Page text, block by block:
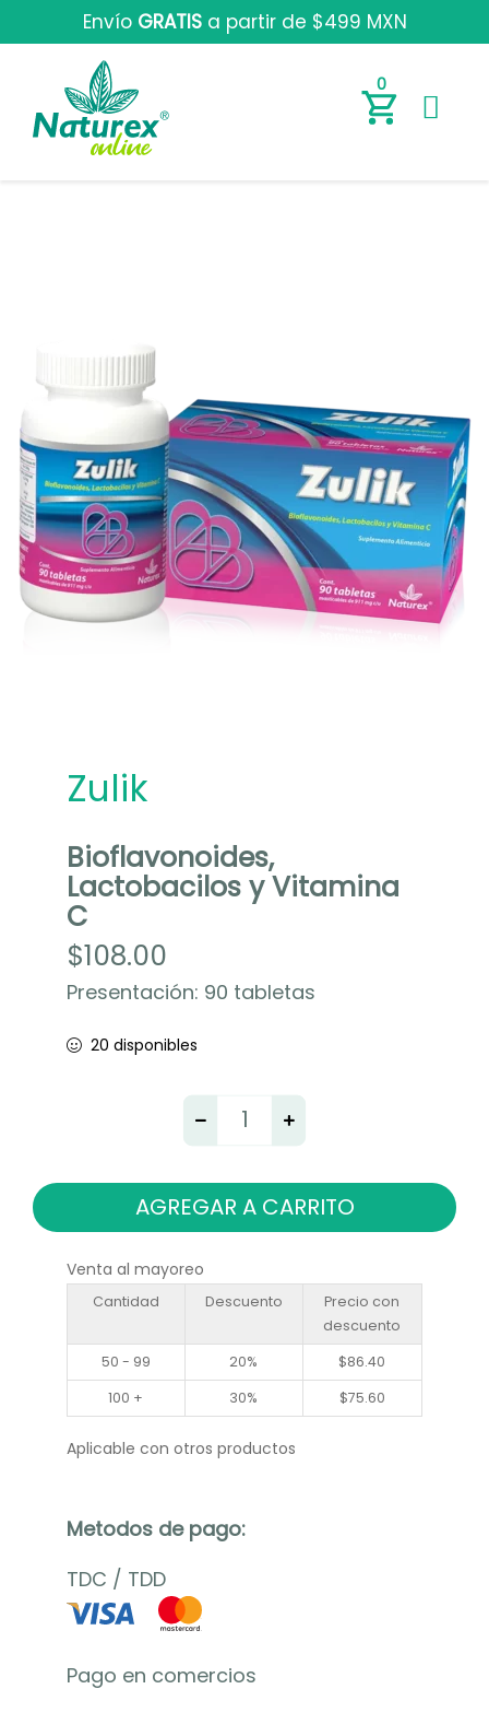
Envío GRATISa partir de $499 MXN
0
Zulik
Bioflavonoides,
Lactobacilos y Vitamina
C
$108.00
Presentación: 90 tabletas
20 disponibles
AGREGAR A CARRITO
Venta al mayoreo
Cantidad Descuento
Precio con
descuento
50 - 99
20% $86.40
100 +
30% $75.60
Aplicable con otros productos
Metodos de pago:
TDC / TDD
Pago en comercios